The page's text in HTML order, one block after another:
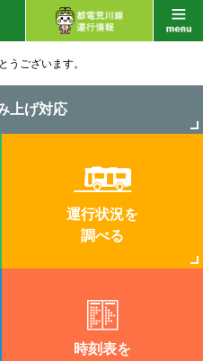
うございます。
上げ対応
運行状況を
調べる
時刻表を